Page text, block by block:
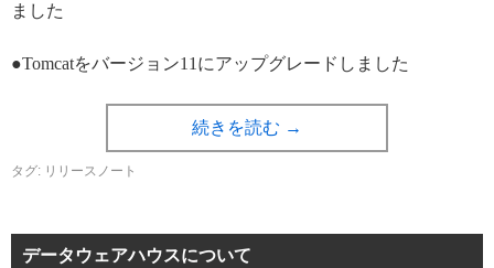
ました
●Tomcatをバージョン11にアップグレードしました
続きを読む →
タグ: リリースノート
データウェアハウスについて